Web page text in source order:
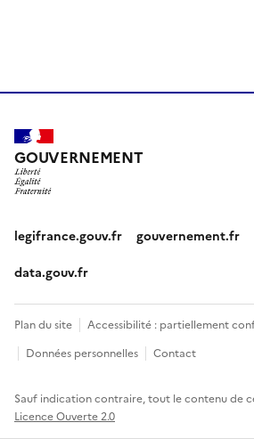
GOUVERNEMENT
legifrance.gouv.fr gouvernement.fr
data.gouv.fr
Plan du site Accessibilité : partiellement
Données personnelles
Contact
Sauf indication contraire, tout le contenu de
Licence Ouverte 2.0